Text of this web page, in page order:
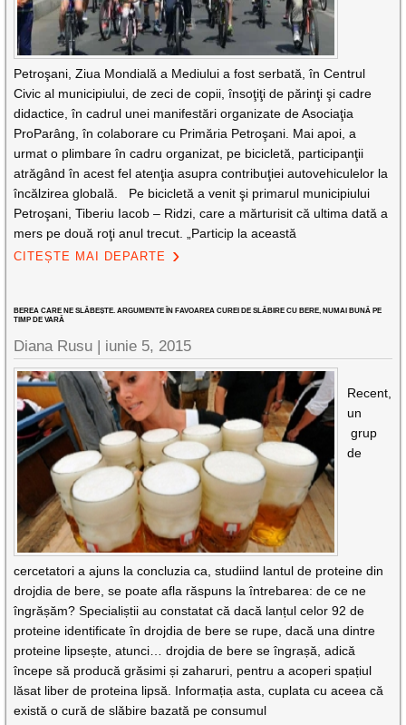
Petroşani, Ziua Mondială a Mediului a fost serbată, în Centrul
Civic al municipiului, de zeci de copii, însoţiţi de părinţi şi cadre
didactice, în cadrul unei manifestări organizate de Asociaţia
ProParâng, în colaborare cu Primăria Petroşani. Mai apoi, a
urmat o plimbare în cadru organizat, pe bicicletă, participanţii
atrăgând în acest fel atenţia asupra contribuţiei autovehiculelor la
încălzirea globală. Pe bicicletă a venit şi primarul municipiului
Petroşani, Tiberiu Iacob – Ridzi, care a mărturisit că ultima dată a
mers pe două roţi anul trecut. „Particip la această
CITEȘTE MAI DEPARTE
BEREA CARE NE SLĂBEȘTE. ARGUMENTE ÎN FAVOAREA CUREI DE SLĂBIRE CU BERE, NUMAI BUNĂ PE
TIMP DE VARĂ
Diana Rusu | iunie 5, 2015
Recent,
un
grup
de
cercetatori a ajuns la concluzia ca, studiind lantul de proteine din
drojdia de bere, se poate afla răspuns la întrebarea: de ce ne
îngrășăm? Specialiștii au constatat că dacă lanțul celor 92 de
proteine identificate în drojdia de bere se rupe, dacă una dintre
proteine lipsește, atunci… drojdia de bere se îngrașă, adică
începe să producă grăsimi și zaharuri, pentru a acoperi spațiul
lăsat liber de proteina lipsă. Informația asta, cuplata cu aceea că
există o cură de slăbire bazată pe consumul